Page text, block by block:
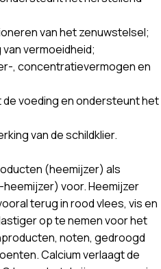
van het zenuwstelsel;
vermoeidheid;
, concentratievermogen en
voeding en ondersteunt het
van de schildklier.
(heemijzer) als
voor. Heemijzer
terug in rood vlees, vis en
op te nemen voor het
noten, gedroogd
Calcium verlaagt de